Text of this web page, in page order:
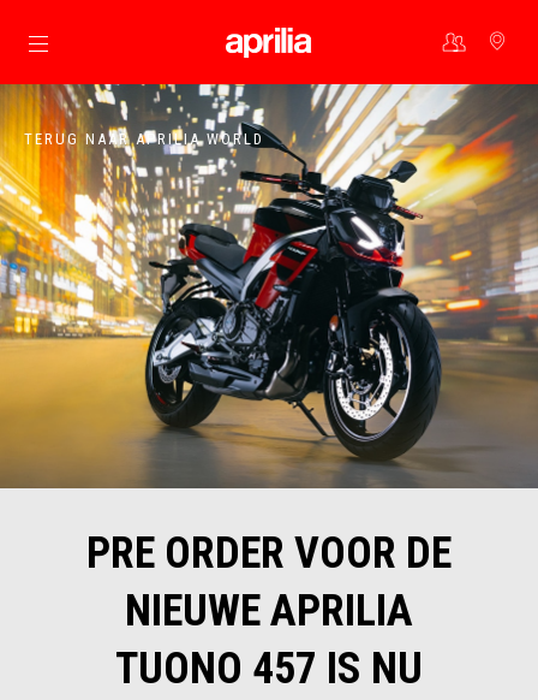
Ga naar de hoofdcontent
TERUG NAAR APRILIA WORLD
PRE ORDER VOOR DE
NIEUWE APRILIA
TUONO 457 IS NU